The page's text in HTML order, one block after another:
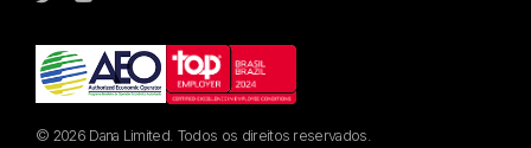
© 2026 Dana Limited. Todos os direitos reservados.